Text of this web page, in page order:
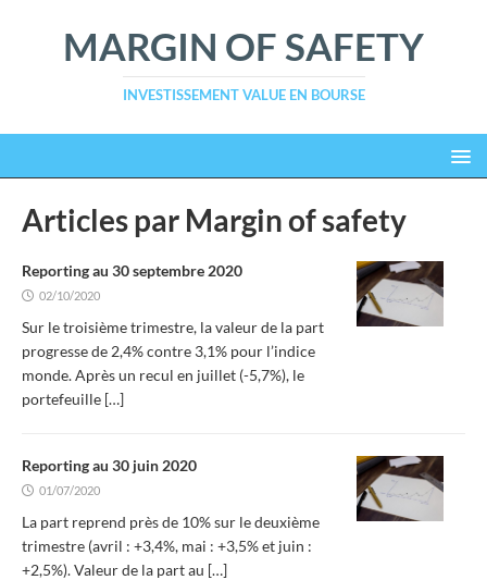
MARGIN OF SAFETY
INVESTISSEMENT VALUE EN BOURSE
Articles par Margin of safety
Reporting au 30 septembre 2020
02/10/2020
Sur le troisième trimestre, la valeur de la part
progresse de 2,4% contre 3,1% pour l’indice
monde. Après un recul en juillet (-5,7%), le
portefeuille […]
Reporting au 30 juin 2020
01/07/2020
La part reprend près de 10% sur le deuxième
trimestre (avril : +3,4%, mai : +3,5% et juin :
+2,5%). Valeur de la part au […]